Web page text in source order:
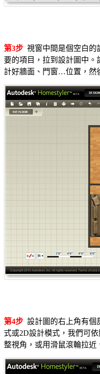
第3步 視窗中間是個空白的
要的項目，拉到設計圖中。
計好牆面、門窗…位置，然
第4步 設計圖的右上角有個
式或2D設計模式，我們可
整視角，或用滑鼠滾輪拉近